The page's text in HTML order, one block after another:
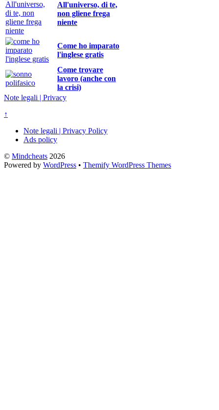
All'universo, di te,
non gliene frega
niente
Come ho imparato
l'inglese gratis
Come trovare
lavoro (anche con
la crisi)
Note legali | Privacy
↑
Note legali | Privacy Policy
Ads policy
© Mindcheats 2026
Powered by WordPress • Themify WordPress Themes